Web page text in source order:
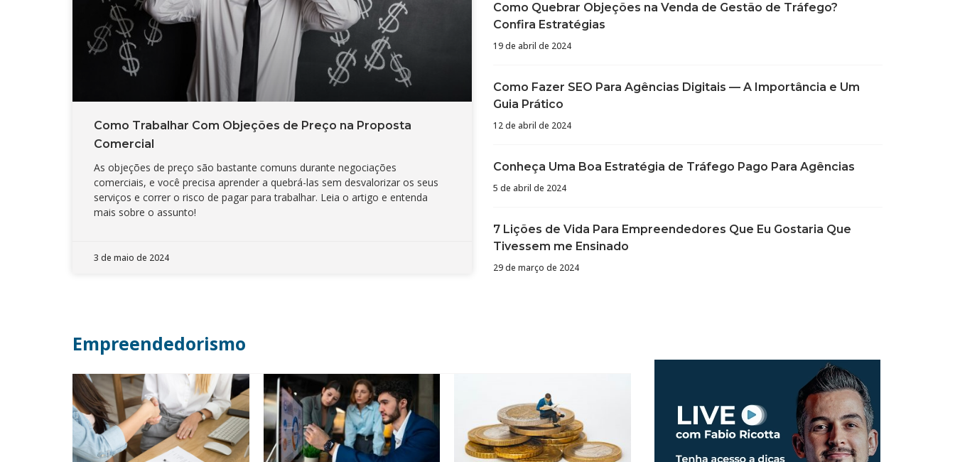
Como Trabalhar Com Objeções de Preço na Proposta
Comercial
As objeções de preço são bastante comuns durante negociações
comerciais, e você precisa aprender a quebrá-las sem desvalorizar os seus
serviços e correr o risco de pagar para trabalhar. Leia o artigo e entenda
mais sobre o assunto!
3 de maio de 2024
Como Quebrar Objeções na Venda de Gestão de Tráfego?
Confira Estratégias
19 de abril de 2024
Como Fazer SEO Para Agências Digitais — A Importância e Um
Guia Prático
12 de abril de 2024
Conheça Uma Boa Estratégia de Tráfego Pago Para Agências
5 de abril de 2024
7 Lições de Vida Para Empreendedores Que Eu Gostaria Que
Tivessem me Ensinado
29 de março de 2024
Empreendedorismo